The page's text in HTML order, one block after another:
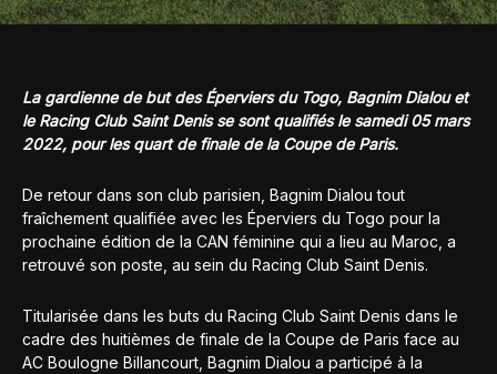
La gardienne de but des Éperviers du Togo, Bagnim Dialou et
le Racing Club Saint Denis se sont qualifiés le samedi 05 mars
2022, pour les quart de finale de la Coupe de Paris.
De retour dans son club parisien, Bagnim Dialou tout
fraîchement qualifiée avec les Éperviers du Togo pour la
prochaine édition de la CAN féminine qui a lieu au Maroc, a
retrouvé son poste, au sein du Racing Club Saint Denis.
Titularisée dans les buts du Racing Club Saint Denis dans le
cadre des huitièmes de finale de la Coupe de Paris face au
AC Boulogne Billancourt, Bagnim Dialou a participé à la